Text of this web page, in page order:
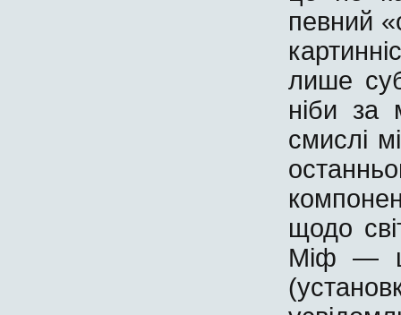
певний
лише
ніби за
смислі
щодо
Міф —